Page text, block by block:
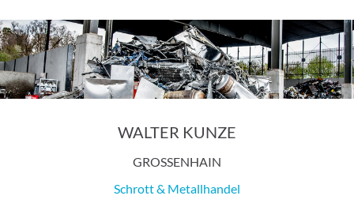
WALTER KUNZE
GROSSENHAIN
Schrott & Metallhandel